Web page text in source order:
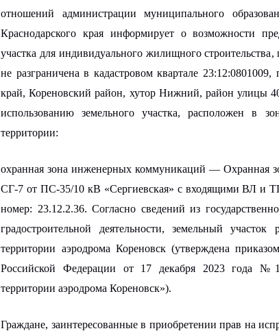
отношений администрации муниципального
Краснодарского края информирует о возможности
участка для индивидуального жилищного строительства,
не разграниченав кадастровом квартале 23:12:0801009,
край, Кореновский район, хутор Нижний, район улицы
использованию земельного участка, расположен в
территории:
охранная зона инженерных коммуникаций —
СГ-7 от ПС-35/10 кВ «Сергиевская» с входящими ВЛ и
номер: 23.12.2.36.Согласно сведений из
градостроительной деятельности, земельный
территории аэродрома Кореновск (утверждена
Российской Федерации от 17 декабря 2023 года
территории аэродрома Кореновск»).
Граждане, заинтересованные в приобретении прав на